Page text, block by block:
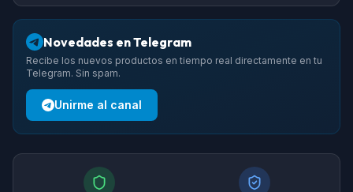
Novedades en Telegram
Recibe los nuevos productos en tiempo real directamente en tu
Telegram. Sin spam.
Unirme al canal